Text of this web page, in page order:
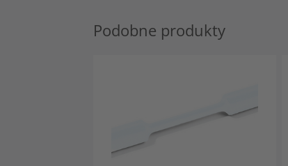
Podobne produkty